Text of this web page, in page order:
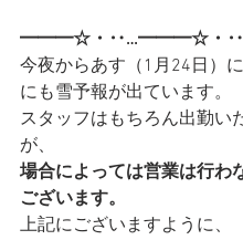
━━━☆・‥…━━━☆・
今夜からあす（1月24日）
にも雪予報が出ています。
スタッフはもちろん出勤い
が、
場合によっては営業は行わ
ございます。
上記にございますように、